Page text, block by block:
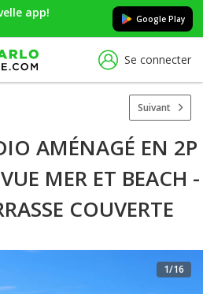
app! Google Play
Se connecter
Suivant
AMÉNAGÉ EN 2P
MER ET BEACH -
COUVERTE
1/16